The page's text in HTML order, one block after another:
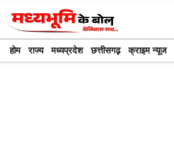
Skip
to
content
होम राज्य मध्यप्रदेश छत्तीसगढ़़ क्राइम न्यूज